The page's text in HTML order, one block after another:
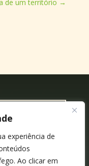
experiência de
Ao clicar em
de um território →